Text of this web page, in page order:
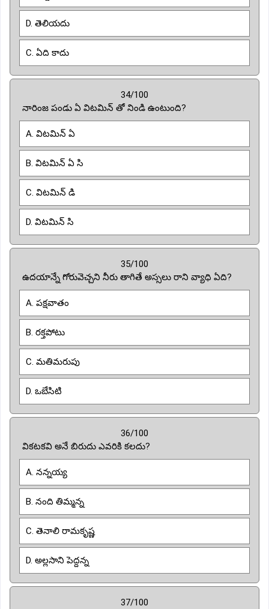
D. తెలియదు
C. ఏది కాదు
34/100
నారింజ పండు ఏ విటమిన్ తో నిండి ఉంటుంది?
A. విటమిన్ ఏ
B. విటమిన్ ఏ సి
C. విటమిన్ డి
D. విటమిన్ సి
35/100
ఉదయాన్నే గోరువెచ్చని నీరు తాగితే అస్సలు రాని వ్యాధి ఏది?
A. పక్షవాతం
B. రక్తపోటు
C. మతిమరుపు
D. ఒబేసిటి
36/100
వికటకవి అనే బిరుదు ఎవరికి కలదు?
A. నన్నయ్య
B. నంది తిమ్మన్న
C. తెనాలి రామకృష్ణ
D. అల్లసాని పెద్దన్న
37/100